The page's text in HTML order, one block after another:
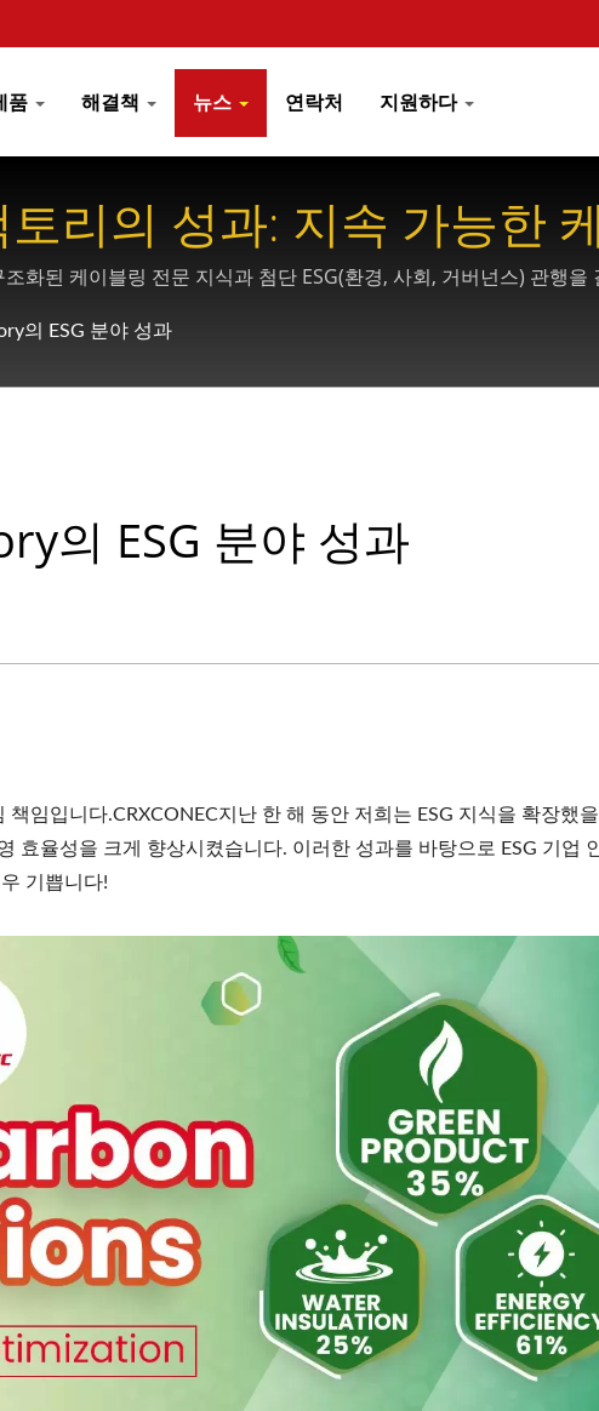
품 해결책 뉴스 연락처 지원하다
토리의 성과: 지속 가능한
화된 케이블링 전문 지식과 첨단 ESG(환경, 사회, 거버넌스) 관행
의 ESG 분야 성과
의 ESG 분야 성과
임입니다.CRXCONEC지난 한 해 동안 저희는 ESG 지식을 확장했
효율성을 크게 향상시켰습니다. 이러한 성과를 바탕으로 ESG 기업
기쁩니다!
LGX 3슬롯 파이버 패널 4PPoE 키스톤 잭